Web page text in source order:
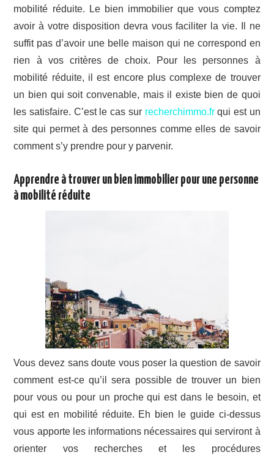
mobilité réduite. Le bien immobilier que vous comptez
avoir à votre disposition devra vous faciliter la vie. Il ne
suffit pas d’avoir une belle maison qui ne correspond en
rien à vos critères de choix. Pour les personnes à
mobilité réduite, il est encore plus complexe de trouver
un bien qui soit convenable, mais il existe bien de quoi
les satisfaire. C’est le cas sur recherchimmo.frqui est un
site qui permet à des personnes comme elles de savoir
comment s’y prendre pour y parvenir.
Apprendre à trouver un bien immobilier pour une personne
à mobilité réduite
Vous devez sans doute vous poser la question de savoir
comment est-ce qu’il sera possible de trouver un bien
pour vous ou pour un proche qui est dans le besoin, et
qui est en mobilité réduite. Eh bien le guide ci-dessus
vous apporte les informations nécessaires qui serviront à
orienter vos recherches et les procédures